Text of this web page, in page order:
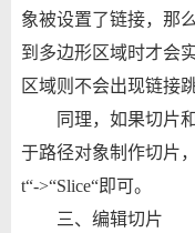
象被设置了链接，那
到多边形区域时才会
区域则不会出现链接跳
同理，如果切片和
于路径对象制作切片
t“->“Slice“即可。
三、编辑切片